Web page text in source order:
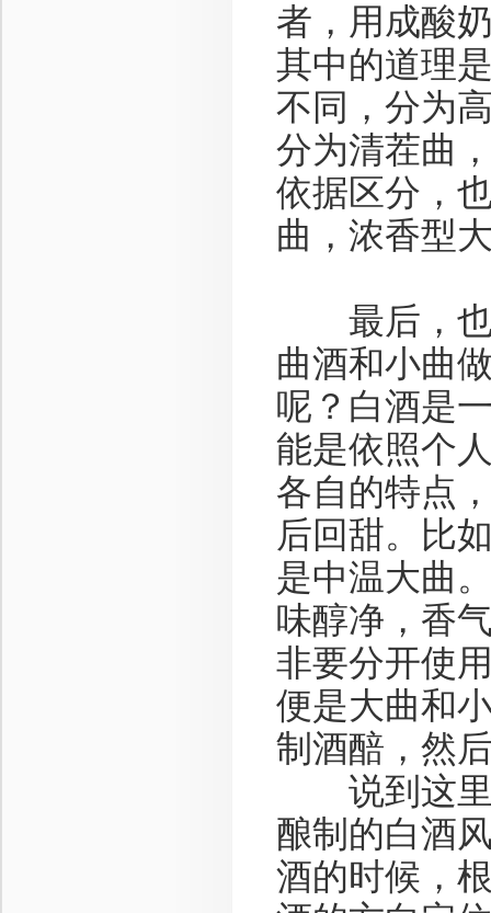
者，用成酸
其中的道理
不同，分为
分为清茬曲
依据区分，
曲，浓香型
最后，也
曲酒和小曲
呢？白酒是
能是依照个
各自的特点
后回甜。比
是中温大曲
味醇净，香
非要分开使
便是大曲和
制酒醅，然
说到这里
酿制的白酒
酒的时候，